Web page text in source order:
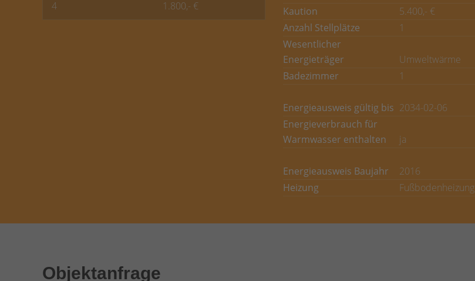
4
1.800,- €
Kaution
5.400,- €
Anzahl Stellplätze
1
Wesentlicher
Energieträger
Umweltwärme
Badezimmer
1
Energieausweis gültig bis 2034-02-06
Energieverbrauch für
Warmwasser enthalten
ja
Energieausweis Baujahr 2016
Heizung
Fußbodenheizung
Objektanfrage